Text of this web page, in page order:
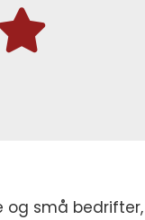
og små